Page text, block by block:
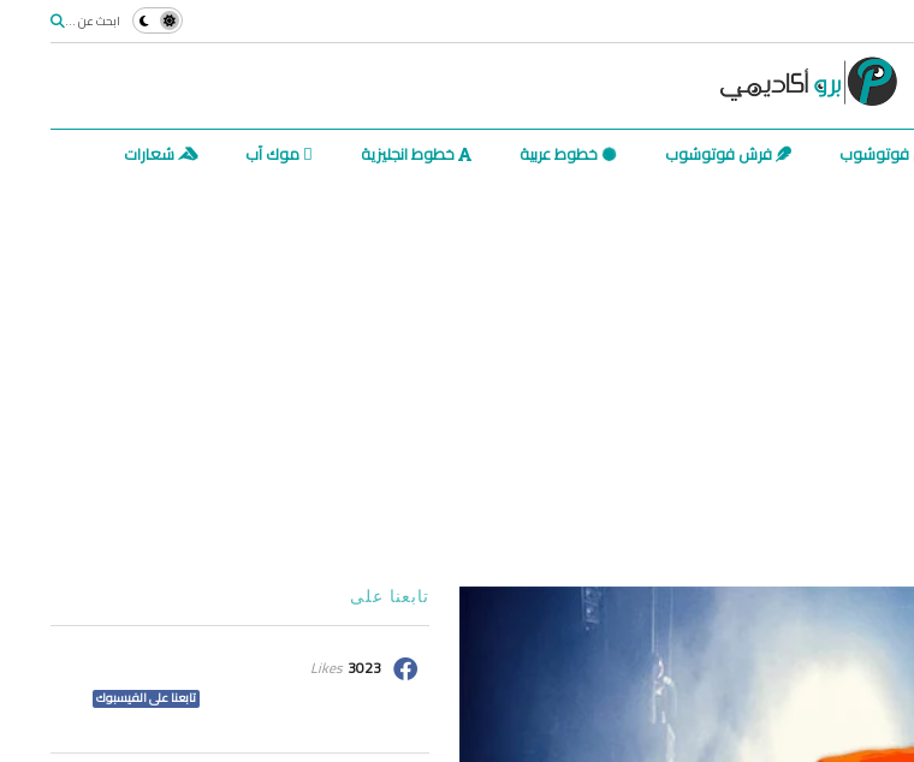
ابحث عن ...
فوتوشوب فرش فوتوشوب خطوط عربية خطوط انجليزية موك آب شعارات
تابعنا على
3023
Likes
تابعنا على الفيسبوك